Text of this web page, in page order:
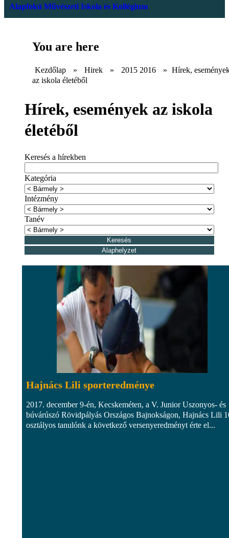
Alapfokú Művészeti Iskola és Kollégium
You are here
Kezdőlap » Hirek » 2015 2016 » Hírek,
az iskola életéből
Hírek, események az iskola
életéből
Keresés a hírekben
Kategória
Intézmény
Tanév
Hajnács Lili sporteredménye
2017. december 9-én, Kecskeméten, a V. Junior Uszonyos- és
búvárúszó Rövidpályás Országos Bajnokságon, Hajnács Lili
osztályos tanulónk a következő versenyeredményt érte el...